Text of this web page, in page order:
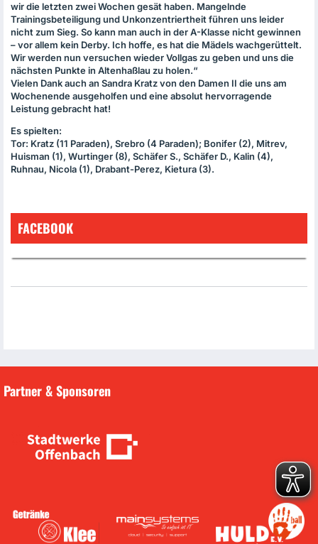
wir die letzten zwei Wochen gesät haben. Mangelnde
Trainingsbeteiligung und Unkonzentriertheit führen uns leider
nicht zum Sieg. So kann man auch in der A-Klasse nicht gewinnen
– vor allem kein Derby. Ich hoffe, es hat die Mädels wachgerüttelt.
Wir werden nun versuchen wieder Vollgas zu geben und uns die
nächsten Punkte in Altenhaßlau zu holen.“
Vielen Dank auch an Sandra Kratz von den Damen II die uns am
Wochenende ausgeholfen und eine absolut hervorragende
Leistung gebracht hat!
Es spielten:
Tor: Kratz (11 Paraden), Srebro (4 Paraden); Bonifer (2), Mitrev,
Huisman (1), Wurtinger (8), Schäfer S., Schäfer D., Kalin (4),
Ruhnau, Nicola (1), Drabant-Perez, Kietura (3).
FACEBOOK
Partner & Sponsoren